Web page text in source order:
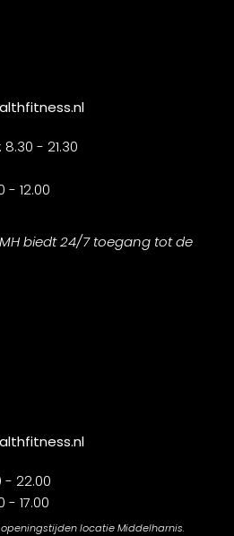
- 21.30
- 12.00
biedt 24/7 toegang tot de
- 22.00
17.00
locatie Middelharnis.